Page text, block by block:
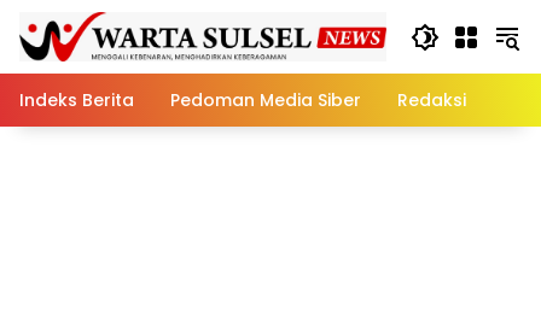
content
Indeks Berita
Pedoman Media Siber Redaksi